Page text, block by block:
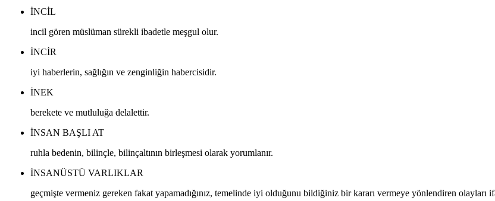
INCIL
incil gören müslüman sürekli ibadetle meşgul olur.
INCIR
iyi haberlerin, sağlığın ve zenginliğin habercisidir.
INEK
berekete ve mutluluğa delalettir.
INSAN BAŞLI AT
ruhla bedenin, bilinçle, bilinçaltının birleşmesi olarak yorumlanır.
INSANÜSTÜ VARLIKLAR
geçmişte vermeniz gereken fakat yapamadığınız, temelinde iyi olduğunu bildiğiniz bir kararı vermeye yönlendiren olayları